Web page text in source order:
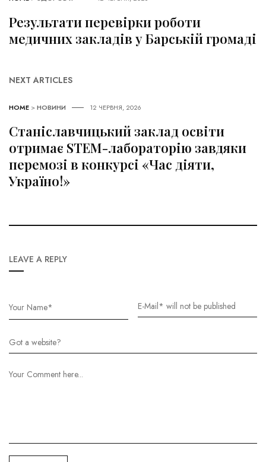
Результати перевірки роботи
медичних закладів у Барській громаді
NEXT ARTICLES
HOME >НОВИНИ 12 ЧЕРВНЯ, 2026
Станіславчицький заклад освіти
отримає STEM-лабораторію завдяки
перемозі в конкурсі «Час діяти,
Україно!»
LEAVE A REPLY